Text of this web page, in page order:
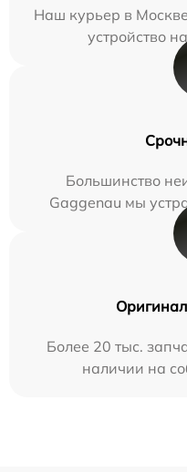
Наш курьер в
устройство
Большинство
Gaggenau мы
Более 20 тыс.
наличии на